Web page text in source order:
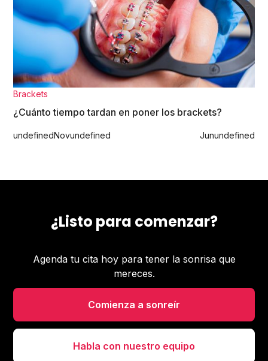
Brackets
¿Cuánto tiempo tardan en poner los brackets?
undefinedNovundefined Junundefined
¿Listo para comenzar?
Agenda tu cita hoy para tener la sonrisa que
mereces.
Comienza a sonreír
Habla con nuestro equipo